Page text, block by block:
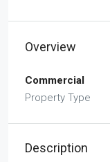
Overview
Commercial
Property Type
Description